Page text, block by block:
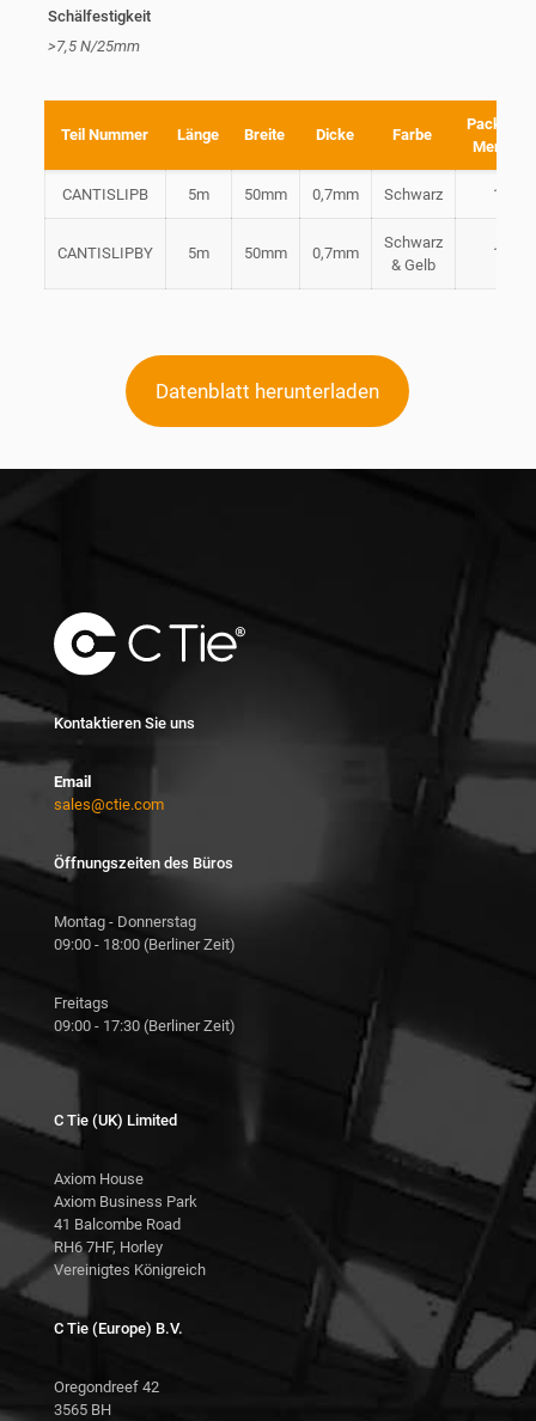
Schälfestigkeit
>7,5 N/25mm
Teil Nummer Länge Breite Dicke Farbe
Packung
Menge
CANTISLIPB 5m 50mm 0,7mm Schwarz 1
CANTISLIPBY 5m 50mm 0,7mm
Schwarz
& Gelb
1
Datenblatt herunterladen
Kontaktieren Sie uns
Email
sales@ctie.com
Öffnungszeiten des Büros
Montag - Donnerstag
09:00 - 18:00 (Berliner Zeit)
Freitags
09:00 - 17:30 (Berliner Zeit)
C Tie (UK) Limited
Axiom House
Axiom Business Park
41 Balcombe Road
RH6 7HF, Horley
Vereinigtes Königreich
C Tie (Europe) B.V.
Oregondreef 42
3565 BH